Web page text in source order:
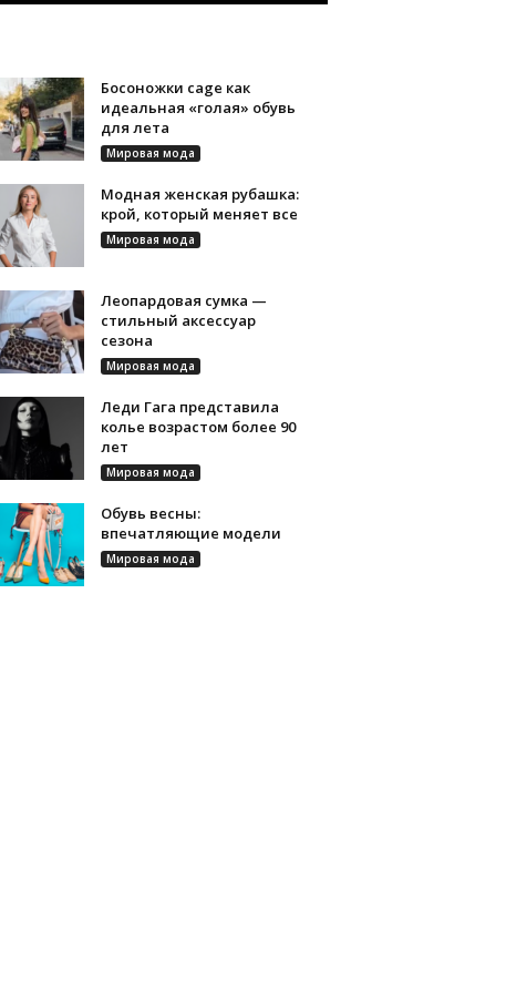
Босоножки cage как
идеальная «голая» обувь
для лета
Мировая мода
Модная женская рубашка:
крой, который меняет все
Мировая мода
Леопардовая сумка —
стильный аксессуар
сезона
Мировая мода
Леди Гага представила
колье возрастом более 90
лет
Мировая мода
Обувь весны:
впечатляющие модели
Мировая мода